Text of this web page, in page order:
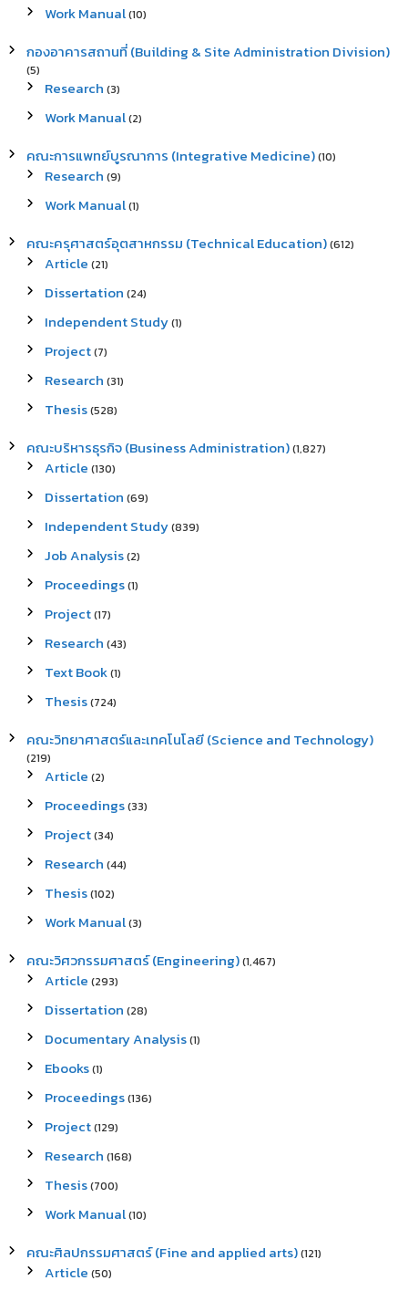
Work Manual(10)
กองอาคารสถานที่ (Building & Site Administration Division)
(5)
Research (3)
Work Manual(2)
คณะการแพทย์บูรณาการ (Integrative Medicine)(10)
Research (9)
Work Manual(1)
คณะครุศาสตร์อุตสาหกรรม (Technical Education)(612)
Article (21)
Dissertation (24)
Independent Study(1)
Project(7)
Research (31)
Thesis(528)
คณะบริหารธุรกิจ (Business Administration)(1,827)
Article (130)
Dissertation (69)
Independent Study(839)
Job Analysis(2)
Proceedings(1)
Project(17)
Research (43)
Text Book(1)
Thesis(724)
คณะวิทยาศาสตร์และเทคโนโลยี (Science and Technology)
(219)
Article (2)
Proceedings(33)
Project(34)
Research (44)
Thesis(102)
Work Manual(3)
คณะวิศวกรรมศาสตร์ (Engineering)(1,467)
Article (293)
Dissertation (28)
Documentary Analysis(1)
Ebooks(1)
Proceedings(136)
Project(129)
Research (168)
Thesis(700)
Work Manual(10)
คณะศิลปกรรมศาสตร์ (Fine and applied arts)(121)
Article (50)